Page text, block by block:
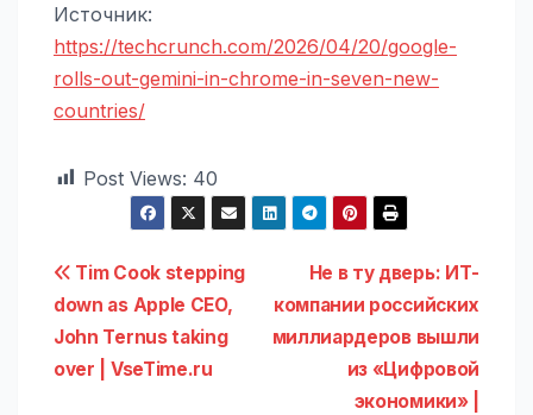
Источник:
https://techcrunch.com/2026/04/20/google-
rolls-out-gemini-in-chrome-in-seven-new-
countries/
Post Views: 40
Навигация
по
записям
Не в ту дверь: ИТ-
компании российских
миллиардеров вышли
из «Цифровой
экономики» |
Tim Cook stepping
down as Apple CEO,
John Ternus taking
over | VseTime.ru